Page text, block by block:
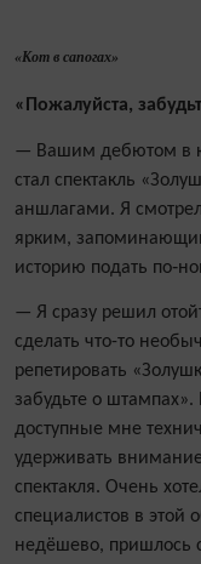
«Кот в сапогах»
«Пожалуйста,
— Вашим дебютом в
стал спектакль
аншлагами. Я
ярким,
историю подать по‑
— Я сразу решил
сделать что-то
репетировать
забудьте о штампах».
доступные мне
удерживать
спектакля. Очень
специалистов в этой
недёшево, пришлось